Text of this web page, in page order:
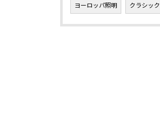
ヨーロッパ照明 クラシック